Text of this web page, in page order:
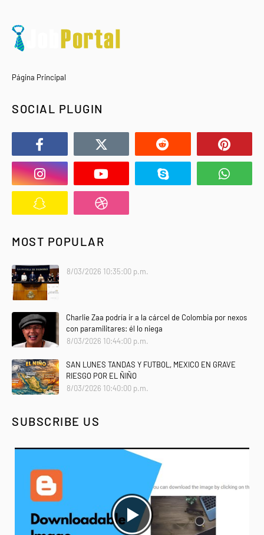
Página Principal
SOCIAL PLUGIN
MOST POPULAR
8/03/2026 10:35:00 p.m.
Charlie Zaa podría ir a la cárcel de Colombia por nexos
con paramilitares: él lo niega
8/03/2026 10:44:00 p.m.
SAN LUNES TANDAS Y FUTBOL, MEXICO EN GRAVE
RIESGO POR EL ÑIÑO
8/03/2026 10:40:00 p.m.
SUBSCRIBE US